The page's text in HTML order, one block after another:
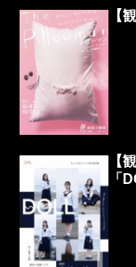
【
【
「